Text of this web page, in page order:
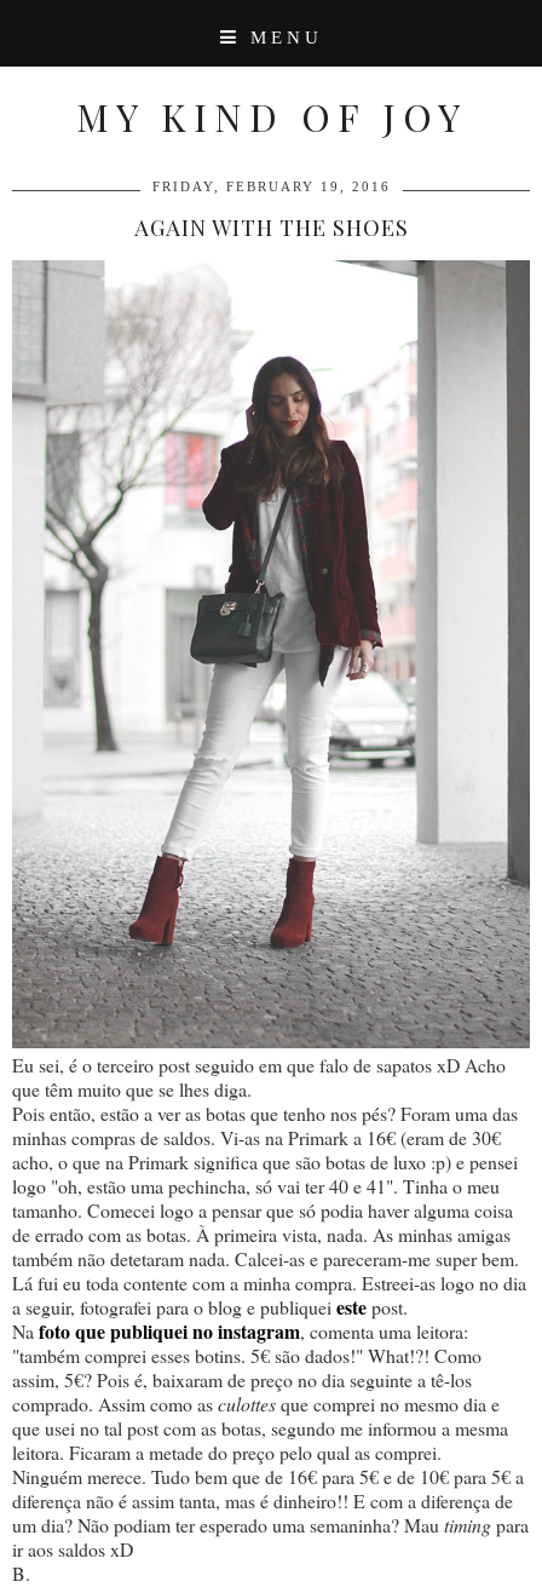
MENU
MY KIND OF JOY
FRIDAY, FEBRUARY 19, 2016
AGAIN WITH THE SHOES
Eu sei, é o terceiro post seguido em que falo de sapatos xD Acho
que têm muito que se lhes diga.
Pois então, estão a ver as botas que tenho nos pés? Foram uma das
minhas compras de saldos. Vi-as na Primark a 16€ (eram de 30€
acho, o que na Primark significa que são botas de luxo :p) e pensei
logo "oh, estão uma pechincha, só vai ter 40 e 41". Tinha o meu
tamanho. Comecei logo a pensar que só podia haver alguma coisa
de errado com as botas. À primeira vista, nada. As minhas amigas
também não detetaram nada. Calcei-as e pareceram-me super bem.
Lá fui eu toda contente com a minha compra. Estreei-as logo no dia
a seguir, fotografei para o blog e publiquei estepost.
Na foto que publiquei no instagram, comenta uma leitora:
"também comprei esses botins. 5€ são dados!" What!?! Como
assim, 5€? Pois é, baixaram de preço no dia seguinte a tê-los
comprado. Assim como asculottesque comprei no mesmo dia e
que usei no tal post com as botas, segundo me informou a mesma
leitora. Ficaram a metade do preço pelo qual as comprei.
Ninguém merece. Tudo bem que de 16€ para 5€ e de 10€ para 5€ a
diferença não é assim tanta, mas é dinheiro!! E com a diferença de
um dia? Não podiam ter esperado uma semaninha? Mau timingpara
ir aos saldos xD
B.